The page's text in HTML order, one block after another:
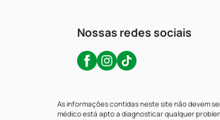
Nossas redes sociais
As informações contidas neste site não devem
médico está apto a diagnosticar qualquer